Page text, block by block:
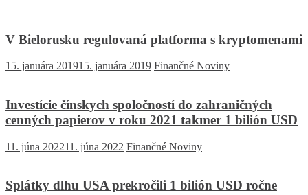
V Bielorusku regulovaná platforma s kryptomenami
15. januára 201915. januára 2019 Finančné Noviny
Investície čínskych spoločností do zahraničných
cenných papierov v roku 2021 takmer 1 bilión USD
11. júna 202211. júna 2022 Finančné Noviny
Splátky dlhu USA prekročili 1 bilión USD ročne